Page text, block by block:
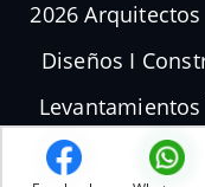
2026
Diseños I
total Dron I